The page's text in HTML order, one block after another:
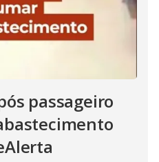
passageiro